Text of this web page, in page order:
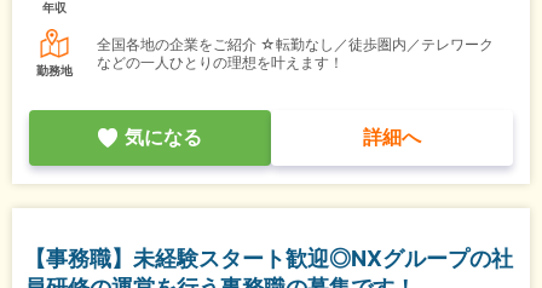
年収
勤務地
全国各地の企業をご紹介 ☆転勤なし／徒歩圏内／テレワーク
などの一人ひとりの理想を叶えます！
気になる 詳細へ
【事務職】未経験スタート歓迎◎NXグループの社